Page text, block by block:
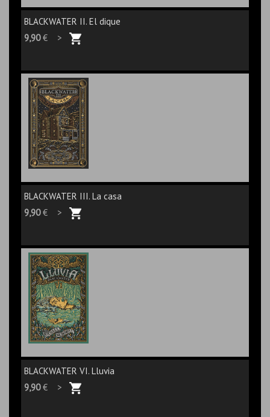
BLACKWATER II. El dique
9,90€ >
BLACKWATER III. La casa
9,90€ >
BLACKWATER VI. Lluvia
9,90€ >